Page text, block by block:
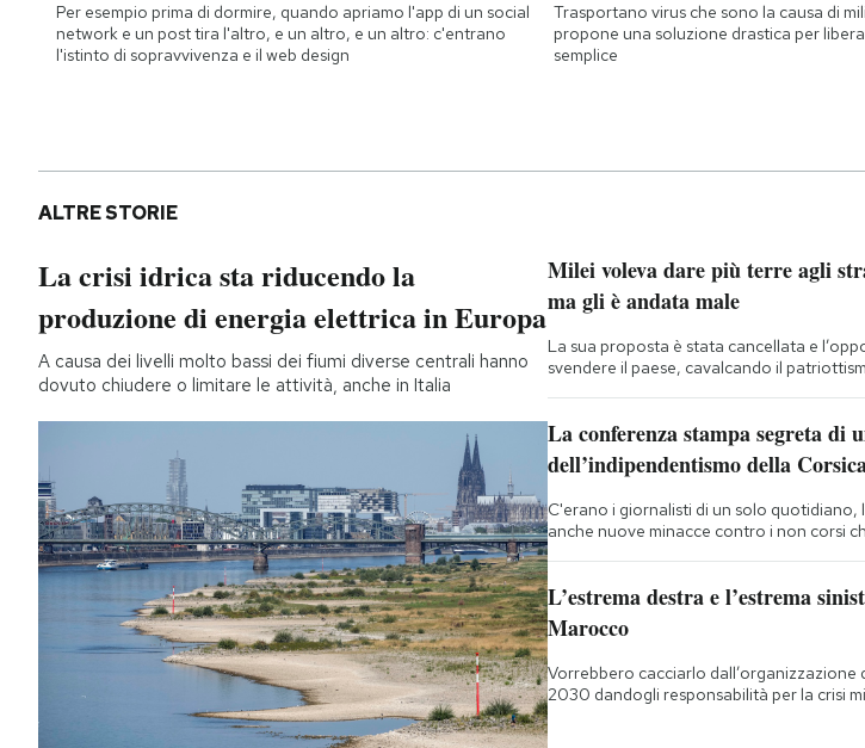
Per esempio prima di dormire, quando apriamo l'app di un social
network e un post tira l'altro, e un altro, e un altro: c'entrano
l'istinto di sopravvivenza e il web design
Trasportano virus che sono la causa di
propone una soluzione drastica per
semplice
ALTRE STORIE
La crisi idrica sta riducendo la
produzione di energia elettrica in Europa
A causa dei livelli molto bassi dei fiumi diverse centrali hanno
dovuto chiudere o limitare le attività, anche in Italia
Milei voleva dare più terre agli
ma gli è andata male
La sua proposta è stata cancellata e
svendere il paese, cavalcando il
La conferenza stampa segreta di
dell’indipendentismo della
C'erano i giornalisti di un solo quotidiano,
anche nuove minacce contro i non corsi
L’estrema destra e l’estrema
Marocco
Vorrebbero cacciarlo dall’organizzazione
2030 dandogli responsabilità per la crisi